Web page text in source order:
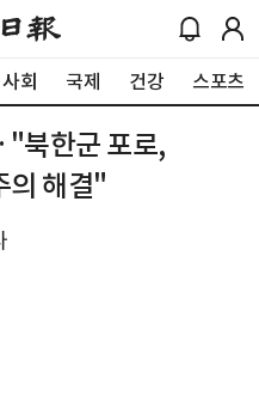
사회 국제 건강 스포츠
북한군 포로,
의 해결"